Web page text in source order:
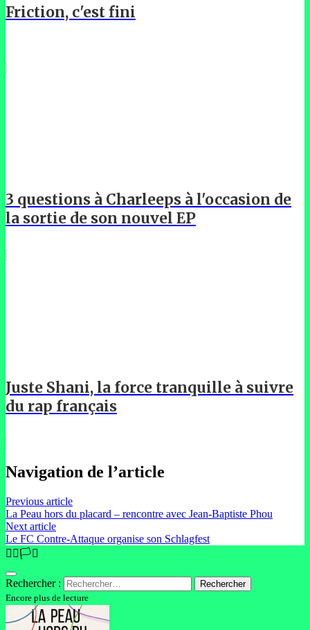
Friction, c'est fini
3 questions à Charleeps à l'occasion de
la sortie de son nouvel EP
Juste Shani, la force tranquille à suivre
du rap français
Navigation de l’article
Previous article
La Peau hors du placard – rencontre avec Jean-Baptiste Phou
Next article
Le FC Contre-Attaque organise son Schlagfest
🏳️‍🌈🏳️‍⚧️
Rechercher :
Encore plus de lecture